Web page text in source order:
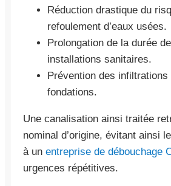
Réduction drastique du
refoulement d’eaux usées.
Prolongation de la durée
installations sanitaires.
Prévention des infiltrations
fondations.
Une canalisation ainsi traitée
nominal d’origine, évitant ainsi
à un entreprise de débouchage
urgences répétitives.